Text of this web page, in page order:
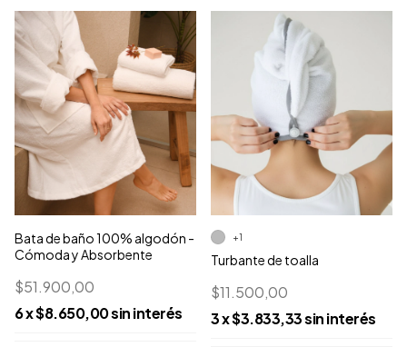
Bata de baño 100% algodón -
Cómoda y Absorbente
$51.900,00
6x$8.650,00sin interés
Turbante de toalla
$11.500,00
3x$3.833,33sin interés
+1